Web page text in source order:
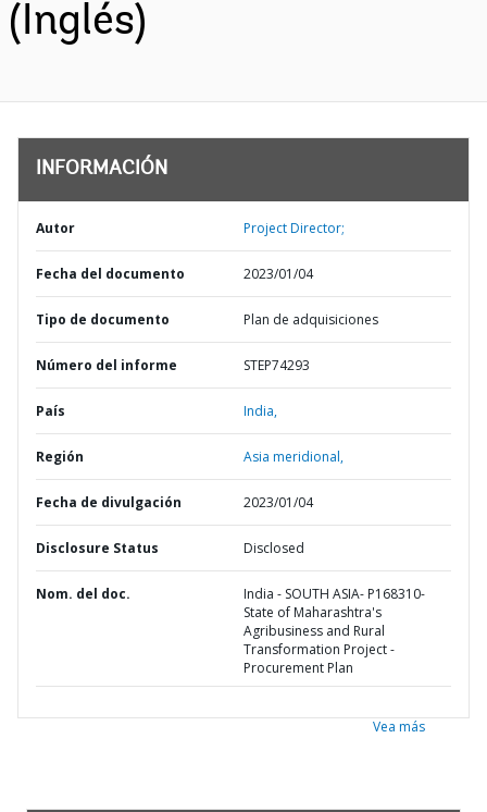
(Inglés)
INFORMACIÓN
Autor Project Director;
Fecha del documento 2023/01/04
Tipo de documento Plan de adquisiciones
Número del informe STEP74293
País India,
Región Asia meridional,
Fecha de divulgación 2023/01/04
Disclosure Status Disclosed
Nom. del doc.
India - SOUTH ASIA- P168310-
State of Maharashtra's
Agribusiness and Rural
Transformation Project -
Procurement Plan
Vea más